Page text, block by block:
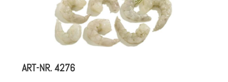
ART-NR.4276